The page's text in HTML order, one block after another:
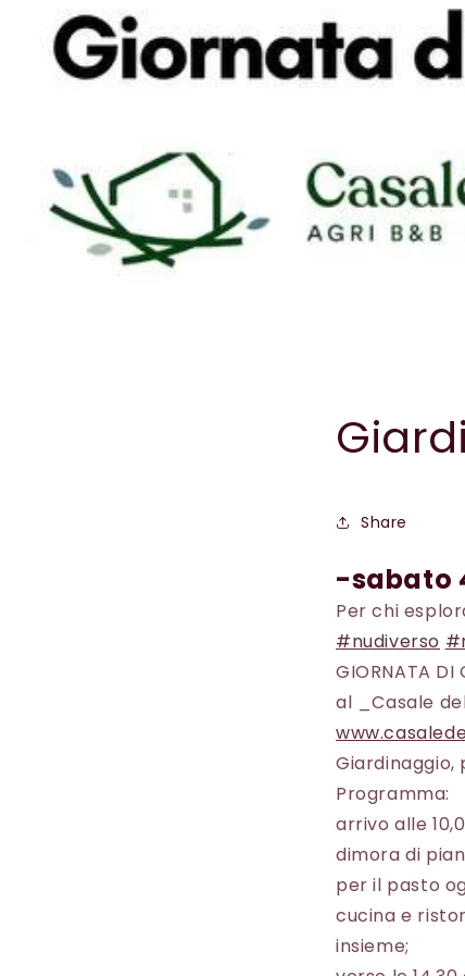
Share
-sabato
Per chi
#nudiverso
GIORNATA DI
al
_Casale
Giardinaggio,
Programma:
arrivo alle
dimora di
per il pasto
cucina e
insieme;